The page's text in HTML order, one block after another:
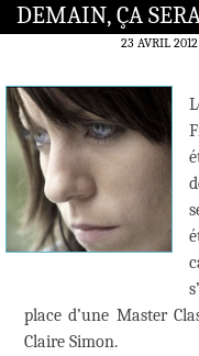
DEMAIN, ÇA
23 AVRIL 2012
place d’une Master
Claire Simon.